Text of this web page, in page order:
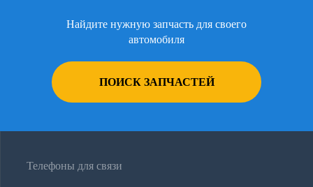
Найдите нужную запчасть для своего
автомобиля
ПОИСК ЗАПЧАСТЕЙ
Телефоны для связи